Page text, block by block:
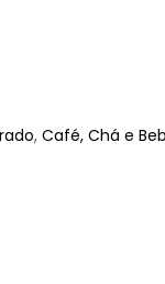
, Café, Chá e